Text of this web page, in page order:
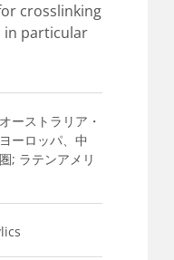
crosslinking
in particular
ーストラリア・
ーロッパ、中
; ラテンアメリ